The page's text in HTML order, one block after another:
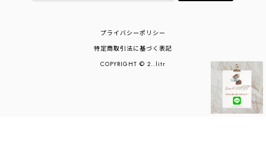
プライバシーポリシー
特定商取引法に基づく表記
COPYRIGHT © 2..litr